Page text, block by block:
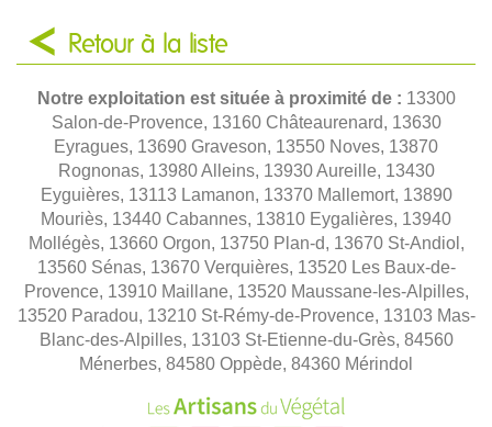
Retour à la liste
Notre exploitation est située à proximité de : 13300
Salon-de-Provence, 13160 Châteaurenard, 13630
Eyragues, 13690 Graveson, 13550 Noves, 13870
Rognonas, 13980 Alleins, 13930 Aureille, 13430
Eyguières, 13113 Lamanon, 13370 Mallemort, 13890
Mouriès, 13440 Cabannes, 13810 Eygalières, 13940
Mollégès, 13660 Orgon, 13750 Plan-d, 13670 St-Andiol,
13560 Sénas, 13670 Verquières, 13520 Les Baux-de-
Provence, 13910 Maillane, 13520 Maussane-les-Alpilles,
13520 Paradou, 13210 St-Rémy-de-Provence, 13103 Mas-
Blanc-des-Alpilles, 13103 St-Etienne-du-Grès, 84560
Ménerbes, 84580 Oppède, 84360 Mérindol